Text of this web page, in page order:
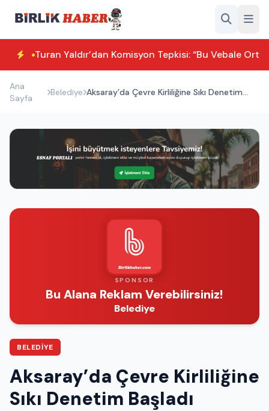
Turan Yaldır’dan Komisyon Tepkisi: “Bu Vebale
Ana
Sayfa
Belediye Aksaray’da Çevre Kirliliğine Sıkı Denetim
SPONSOR
Bu Alana Reklam Verebilirsiniz!
Belediye
BELEDIYE
Aksaray’da Çevre Kirliliğine
Sıkı Denetim Başladı